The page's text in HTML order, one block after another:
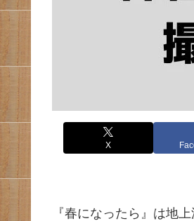
X
『春になったら』は地